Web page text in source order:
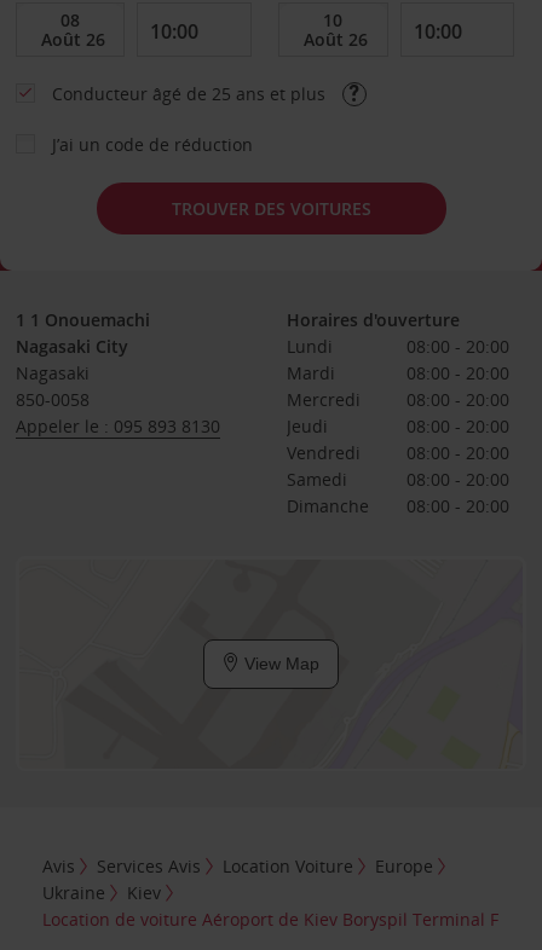
Conducteur âgé de 25 ans et plus
J’ai un code de réduction
TROUVER DES VOITURES
1 1 Onouemachi
Nagasaki City
Nagasaki
850-0058
Appeler le : 095 893 8130
Horaires d'ouverture
Lundi
08:00 - 20:00
Mardi
08:00 - 20:00
Mercredi
08:00 - 20:00
Jeudi
08:00 - 20:00
Vendredi
08:00 - 20:00
Samedi
08:00 - 20:00
Dimanche
08:00 - 20:00
View Map
Avis Services Avis Location Voiture
Europe
Ukraine
Kiev
Location de voiture Aéroport de Kiev Boryspil Terminal F